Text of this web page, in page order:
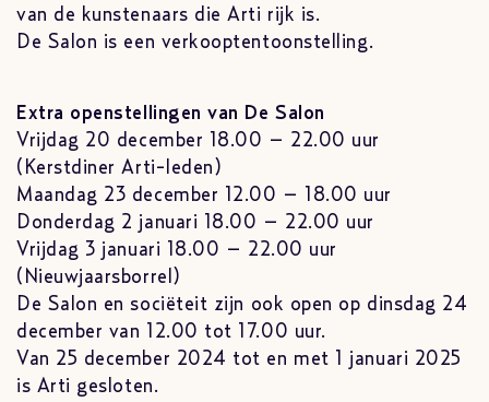
van de kunstenaars die Arti rijk is.
De Salon is een verkooptentoonstelling.
Extra openstellingen van De Salon
Vrijdag 20 december 18.00 – 22.00 uur
(Kerstdiner Arti-leden)
Maandag 23 december 12.00 – 18.00 uur
Donderdag 2 januari 18.00 – 22.00 uur
Vrijdag 3 januari 18.00 – 22.00 uur
(Nieuwjaarsborrel)
De Salon en sociëteit zijn ook open op dinsdag 24
december van 12.00 tot 17.00 uur.
Van 25 december 2024 tot en met 1 januari 2025
is Arti gesloten.